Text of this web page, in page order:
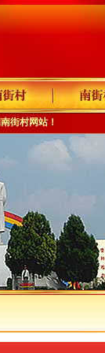
南街村网站！